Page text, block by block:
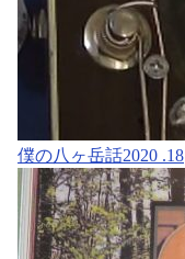
僕の八ヶ岳話2020 .18